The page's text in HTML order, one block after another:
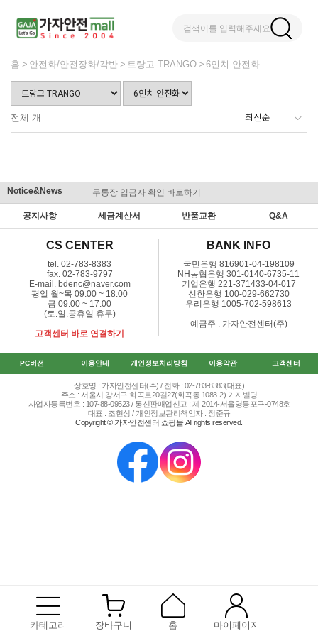
검색어를 입력해주세요
카테고리 장바구니 홈 마이페이지
홈 안전화/안전장화/각반 트랑고-TRANGO 6인치 안전화
전체 개
Notice&News 무통장 입금자 확인 바로하기
공지사항 세금계산서 반품교환 Q&A
CS CENTER
tel. 02-783-8383
fax. 02-783-9797
E-mail. bdenc@naver.com
평일 월~목 09:00 ~ 18:00
금 09:00 ~ 17:00
(토.일.공휴일 휴무)
고객센터 바로 연결하기
BANK INFO
국민은행 816901-04-198109
NH농협은행 301-0140-6735-11
기업은행 221-371433-04-017
신한은행 100-029-662730
우리은행 1005-702-598613
예금주 : 가자안전센터(주)
PC버전 이용안내 개인정보처리방침 이용약관 고객센터
상호명 : 가자안전센터(주) / 전화 : 02-783-8383(대표)
주소 : 서울시 강서구 화곡로20길27(화곡동 1083-2) 가자빌딩
사업자등록번호 : 107-88-09523 / 통신판매업신고 : 제 2014-서울영등포구-0748호
대표 : 조현성 / 개인정보관리책임자 : 정준규
Copyright © 가자안전센터 쇼핑몰 All rights reserved.